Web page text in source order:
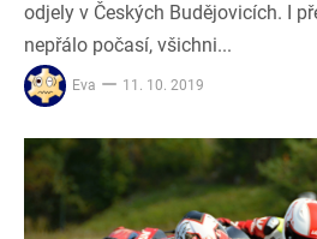
odjely v Českých Budějovicích. I
nepřálo počasí, všichni...
Eva 11. 10. 2019